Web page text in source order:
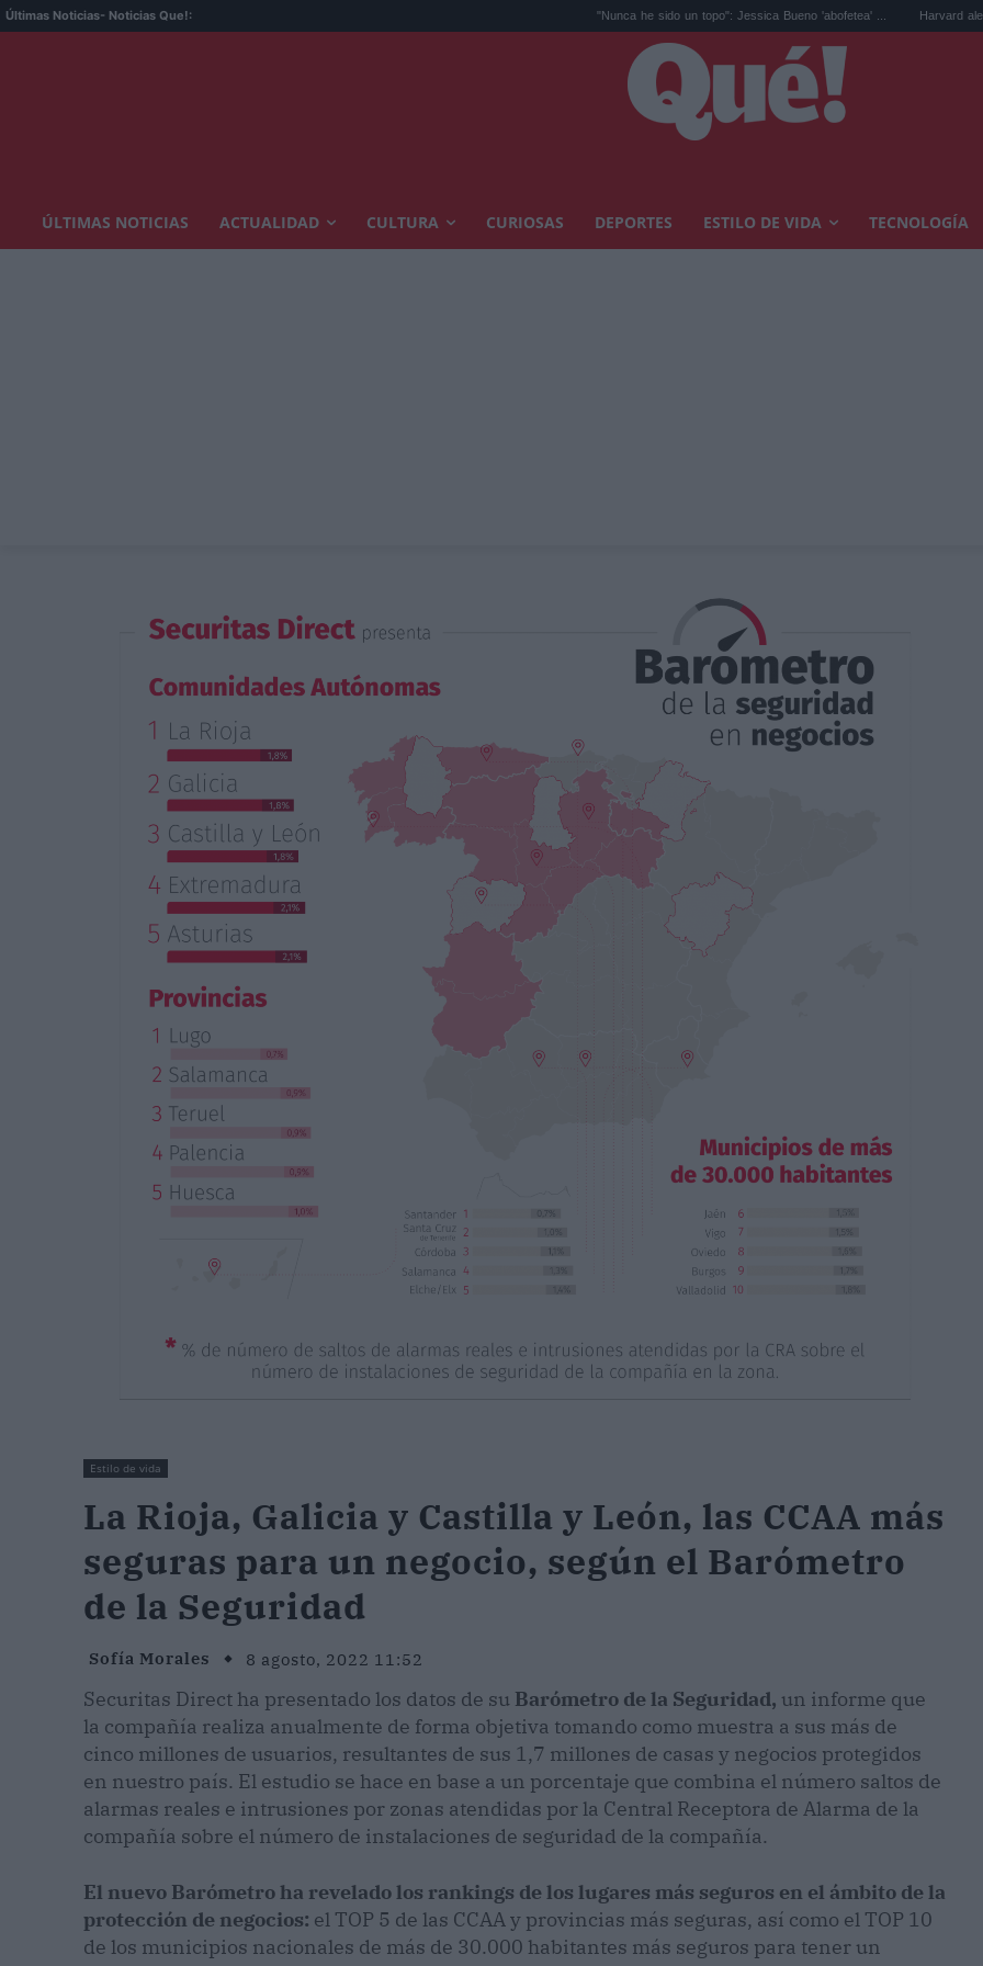
Últimas Noticias- Noticias Que!: "Nunca he sido un topo": Jessica Bueno 'abofetea' ... Harvard alerta del
ÚLTIMAS NOTICIAS ACTUALIDAD CULTURA CURIOSAS DEPORTES ESTILO DE VIDA TECNOLOGÍA
Estilo de vida
La Rioja, Galicia y Castilla y León, las CCAA más
seguras para un negocio, según el Barómetro
de la Seguridad
Sofía Morales 8 agosto, 2022 11:52
Securitas Direct ha presentado los datos de su Barómetro de la Seguridad, un informe que
la compañía realiza anualmente de forma objetiva tomando como muestra a sus más de
cinco millones de usuarios, resultantes de sus 1,7 millones de casas y negocios protegidos
en nuestro país. El estudio se hace en base a un porcentaje que combina el número saltos de
alarmas reales e intrusiones por zonas atendidas por la Central Receptora de Alarma de la
compañía sobre el número de instalaciones de seguridad de la compañía.
El nuevo Barómetro ha revelado los rankings de los lugares más seguros en el ámbito de la
protección de negocios: el TOP 5 de las CCAA y provincias más seguras, así como el TOP 10
de los municipios nacionales de más de 30.000 habitantes más seguros para tener un